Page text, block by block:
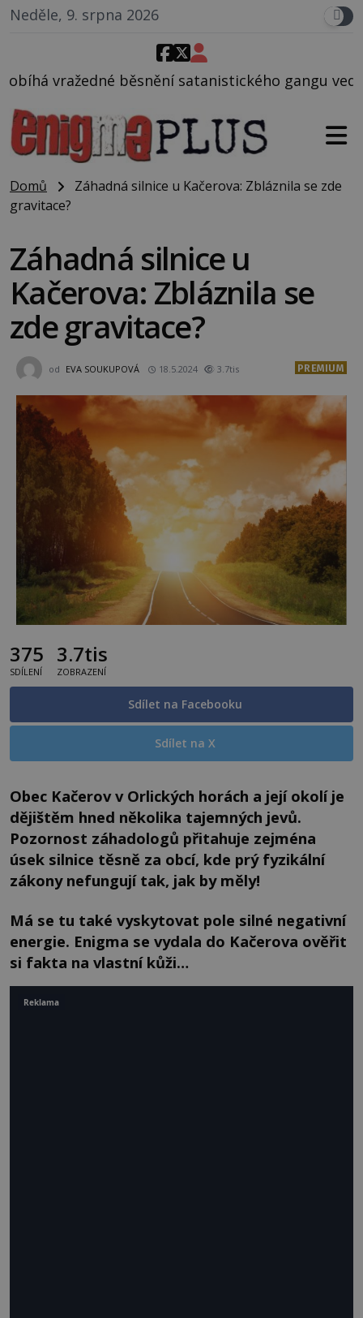
Neděle, 9. srpna 2026
satanistického gangu vedeného Charlesem
Domů
Záhadná silnice u Kačerova: Zbláznila se zde
gravitace?
Záhadná silnice u
Kačerova: Zbláznila se
zde gravitace?
od EVA SOUKUPOVÁ 18.5.2024 3.7tis PREMIUM
375
SDÍLENÍ
3.7tis
ZOBRAZENÍ
Sdílet na Facebooku
Sdílet na X
Obec Kačerov v Orlických horách a její okolí je
dějištěm hned několika tajemných jevů.
Pozornost záhadologů přitahuje zejména
úsek silnice těsně za obcí, kde prý fyzikální
zákony nefungují tak, jak by měly!
Má se tu také vyskytovat pole silné negativní
energie. Enigma se vydala do Kačerova ověřit
si fakta na vlastní kůži…
Reklama